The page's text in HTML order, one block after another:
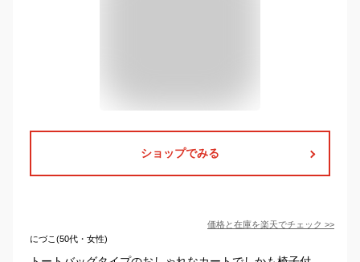
ショップでみる
価格と在庫を楽天でチェック >>
にづこ(50代・女性)